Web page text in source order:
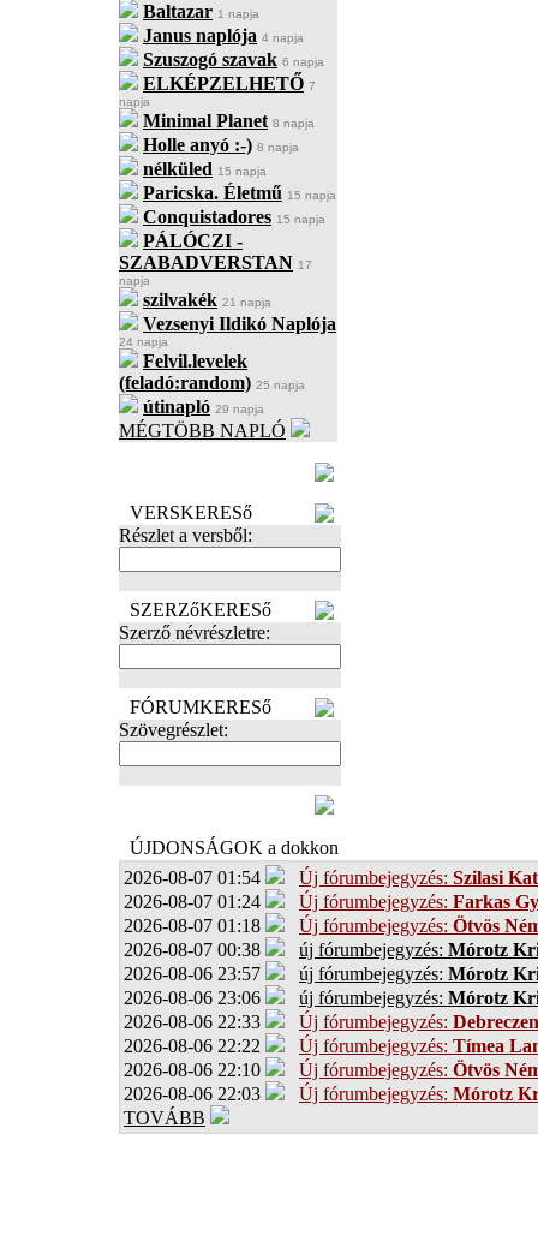
Baltazar 1 napja
Janus naplója 4 napja
Szuszogó szavak 6 napja
ELKÉPZELHETŐ 7
napja
Minimal Planet 8 napja
Holle anyó :-) 8 napja
nélküled 15 napja
Paricska. Életmű 15 napja
Conquistadores 15 napja
PÁLÓCZI -
SZABADVERSTAN 17
napja
szilvakék 21 napja
Vezsenyi Ildikó Naplója
24 napja
Felvil.levelek
(feladó:random) 25 napja
útinapló 29 napja
MÉGTÖBB NAPLÓ
VERSKERESő
Részlet a versből:
SZERZőKERESő
Szerző névrészletre:
FÓRUMKERESő
Szövegrészlet:
ÚJDONSÁGOK a dokkon
2026-08-07 01:54
Új fórumbejegyzés: Szilasi
2026-08-07 01:24
Új fórumbejegyzés: Farkas
2026-08-07 01:18
Új fórumbejegyzés: Ötvös
2026-08-07 00:38
új fórumbejegyzés: Mórotz
2026-08-06 23:57
új fórumbejegyzés: Mórotz
2026-08-06 23:06
új fórumbejegyzés: Mórotz
2026-08-06 22:33
Új fórumbejegyzés:
2026-08-06 22:22
Új fórumbejegyzés: Tímea
2026-08-06 22:10
Új fórumbejegyzés: Ötvös
2026-08-06 22:03
Új fórumbejegyzés: Mórotz
TOVÁBB